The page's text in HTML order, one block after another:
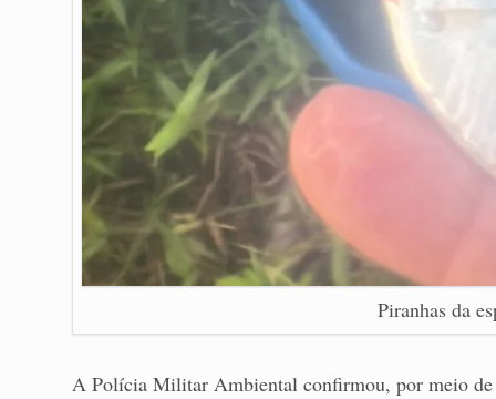
Piranhas da
A Polícia Militar Ambiental confirmou, por meio de